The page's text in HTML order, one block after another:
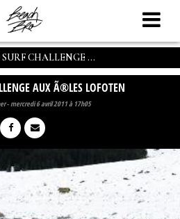
CHALLENGE ...
AUX Ã®LES LOFOTEN
-mercredi 6 avril 2011 à 17h05